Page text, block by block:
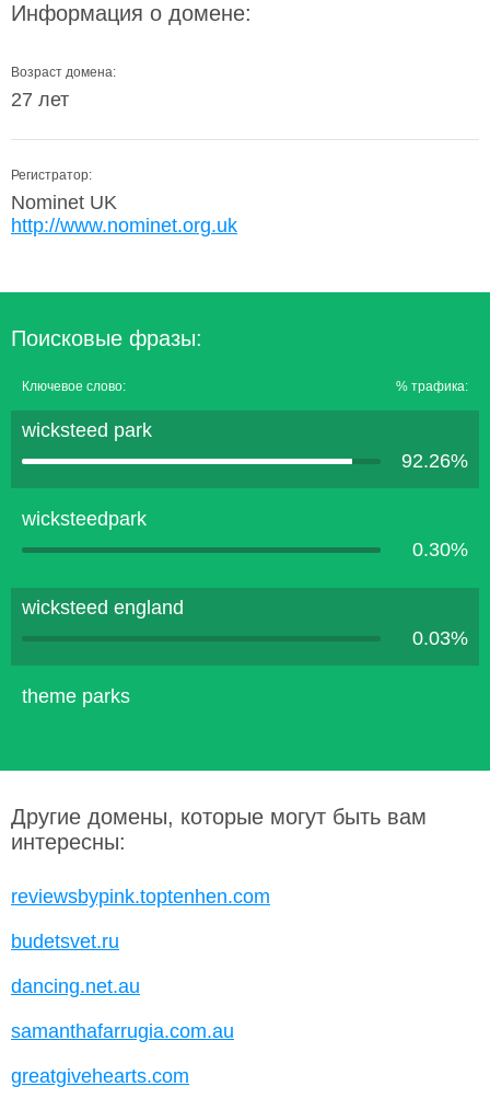
Информация о домене:
Возраст домена:
27 лет
Регистратор:
Nominet UK
http://www.nominet.org.uk
Поисковые фразы:
Ключевое слово: % трафика:
wicksteed park
92.26%
wicksteedpark
0.30%
wicksteed england
0.03%
theme parks
Другие домены, которые могут быть вам
интересны:
reviewsbypink.toptenhen.com
budetsvet.ru
dancing.net.au
samanthafarrugia.com.au
greatgivehearts.com